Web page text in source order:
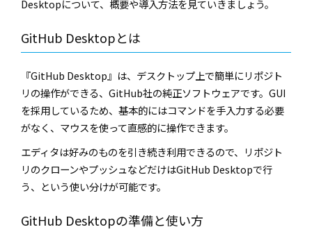
Desktopについて、 概要や導入方法を見ていきましょう。
GitHub Desktopとは
『GitHub Desktop』は、デスクトップ上で簡単にリポジト
リの操作ができる、 GitHub社の純正ソフトウェアです。 GUI
を採用しているため、基本的にはコマンドを手入力する必要
がなく、マウスを使って直感的に操作できます。
エディタは好みのものを引き続き利用できるので、リポジト
リのクローンやプッシュなどだけはGitHub Desktopで行
う、という使い分けが可能です。
GitHub Desktopの準備と使い方